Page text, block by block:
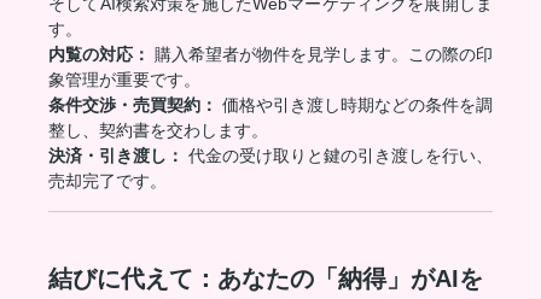
す。
内覧の対応：
購入希望者が物件を見学します。この際の印
象管理が重要です。
条件交渉・売買契約： 価格や引き渡し時期などの条件を調
整し、契約書を交わします。
決済・引き渡し： 代金の受け取りと鍵の引き渡しを行い、
売却完了です。
結びに代えて：あなたの「納得」がAIを